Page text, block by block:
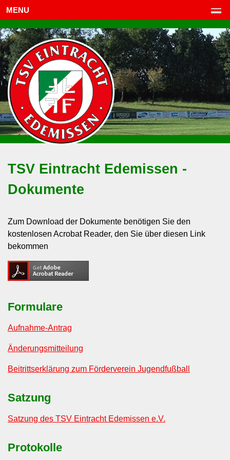
MENU
TSV Eintracht Edemissen -
Dokumente
Zum Download der Dokumente benötigen Sie den
kostenlosen Acrobat Reader, den Sie über diesen Link
bekommen
Formulare
Aufnahme-Antrag
Änderungsmitteilung
Beitrittserklärung zum Förderverein Jugendfußball
Satzung
Satzung des TSV Eintracht Edemissen e.V.
Protokolle